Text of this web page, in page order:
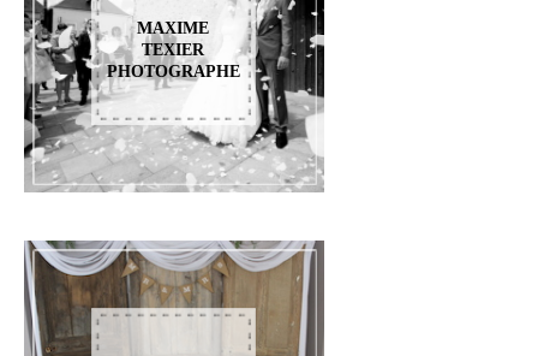
MAXIME
TEXIER
PHOTOGRAPHE